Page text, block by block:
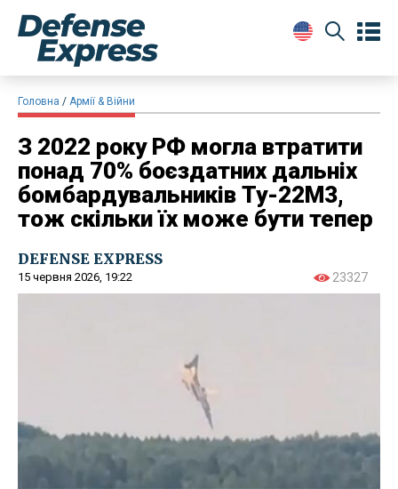
Головна Армії & Війни
З 2022 року РФ могла втратити
понад 70% боєздатних дальніх
бомбардувальників Ту-22М3,
тож скільки їх може бути тепер
DEFENSE EXPRESS
15 червня 2026, 19:22 23327